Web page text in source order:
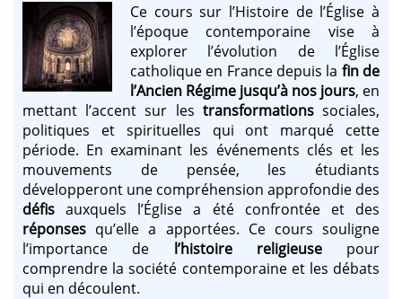
Ce cours sur l’Histoire de l’Église à
l’époque contemporaine vise à
explorer l’évolution de l’Église
catholique en France depuis la fin de
l’Ancien Régime jusqu’à nos jours, en
mettant l’accent sur les transformationssociales,
politiques et spirituelles qui ont marqué cette
période. En examinant les événements clés et les
mouvements de pensée, les étudiants
développeront une compréhension approfondie des
défis auxquels l’Église a été confrontée et des
réponses qu’elle a apportées. Ce cours souligne
l’importance de l’histoire religieusepour
comprendre la société contemporaine et les débats
qui en découlent.